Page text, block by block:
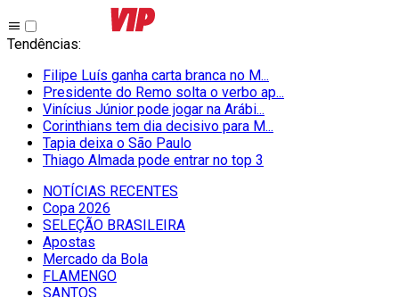
Tendências:
Filipe Luís ganha carta branca no M...
Presidente do Remo solta o verbo ap...
Vinícius Júnior pode jogar na Arábi...
Corinthians tem dia decisivo para M...
Tapia deixa o São Paulo
Thiago Almada pode entrar no top 3
NOTÍCIAS RECENTES
Copa 2026
SELEÇÃO BRASILEIRA
Apostas
Mercado da Bola
FLAMENGO
SANTOS